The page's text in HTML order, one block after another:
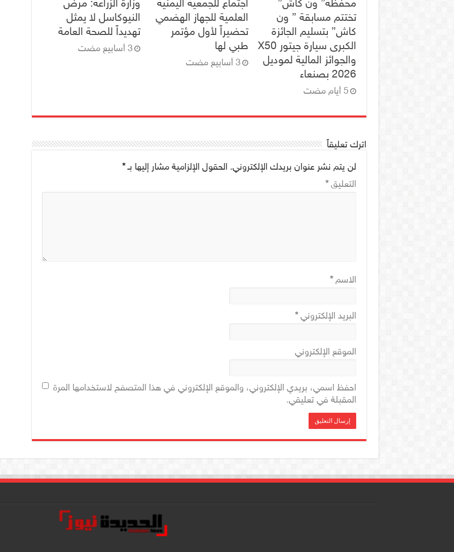
محفظة” ون كاش”
تختتم مسابقة ” ون
كاش” بتسليم الجائزة
الكبرى سيارة جيتور X50
والجوائز المالية لموديل
2026 بصنعاء
اجتماع للجمعية اليمنية
العلمية للجهاز الهضمي
تحضيراً لأول مؤتمر
طبي لها
وزارة الزراعة: مرض
النيوكاسل لا يمثل
تهديداً للصحة العامة
اترك تعليقاً
لن يتم نشر عنوان بريدك الإلكتروني. الحقول الإلزامية مشار إليها بـ*
التعليق*
الاسم*
البريد الإلكتروني*
الموقع الإلكتروني
احفظ اسمي، بريدي الإلكتروني، والموقع الإلكتروني في هذا المتصفح لاستخدامها المرة
المقبلة في تعليقي.